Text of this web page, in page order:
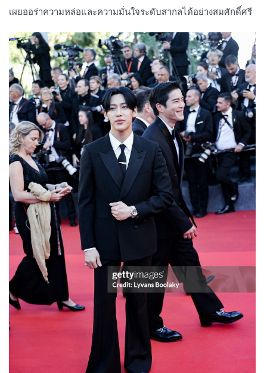
เผยออร่าความหล่อและความมั่นใจระดับสากลได้อย่างสมศักดิ์ศรี